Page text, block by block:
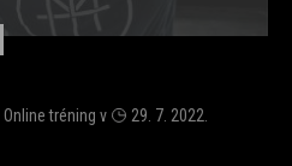
Online tréning v 29. 7. 2022